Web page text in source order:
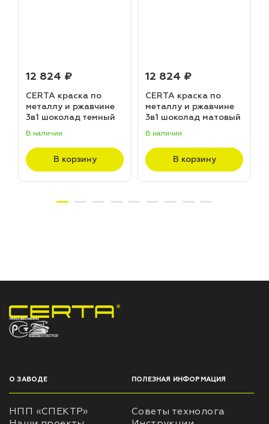
12 824 ₽
CERTA краска по
металлу и ржавчине
3в1 шоколад темный
(20,0кг)
В наличии
В корзину
12 824 ₽
CERTA краска по
металлу и ржавчине
3в1 шоколад матовый
В наличии
В корзину
НПП «СПЕКТР» ЗАВОД ЛАКОКРАСОЧНЫХ МАТЕРИАЛОВ
О ЗАВОДЕ
НПП «СПЕКТР»
ПОЛЕЗНАЯ ИНФОРМАЦИЯ
Советы технолога